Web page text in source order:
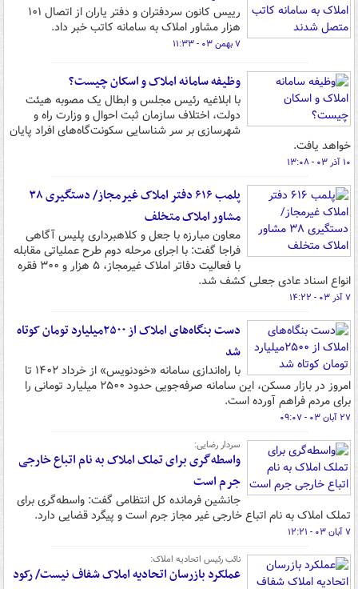
رییس کانون سردفتران و دفتر یاران از اتصال ۱۰۱
هزار مشاور املاک به سامانه کاتب خبر داد.
۷ بهمن ۰۳ - ۱۱:۳۳
وظیفه سامانه املاک و اسکان چیست؟
با ابلاغیه رئیس مجلس و ابطال یک مصوبه هیئت
دولت، اختلاف سازمان ثبت احوال و وزارت راه و
شهرسازی بر سر شناسایی سکونت‌گاه‌های افراد پایان
خواهد یافت.
۱۰ آذر ۰۳ - ۱۳:۰۸
پلمب ۶۱۶ دفتر املاک غیرمجاز/ دستگیری ۳۸
مشاور املاک متخلف
معاون مبارزه با جعل و کلاهبرداری پلیس آگاهی
فراجا گفت: با اجرای مرحله دوم طرح عملیاتی مقابله
با فعالیت دفاتر املاک غیرمجاز، ۵ هزار و ۳۰۰ فقره
انواع اسناد عادی جعلی کشف شد.
۷ آذر ۰۳ - ۱۴:۲۲
دست بنگاه‌های املاک از ۲۵۰۰میلیارد تومان کوتاه
شد
با راه‌اندازی سامانه «خودنویس» از خرداد ۱۴۰۲ تا
امروز در بازار مسکن، این سامانه صرفه‌جویی حدود ۲۵۰۰ میلیارد تومانی را
برای مردم فراهم آورده است.
۲۷ آبان ۰۳ - ۰۹:۰۷
سردار رضایی:
واسطه‌گری برای تملک املاک به نام اتباع خارجی
جرم است
جانشین فرمانده کل انتظامی گفت: واسطه‌گری برای
تملک املاک به نام اتباع خارجی غیر مجاز جرم است و پیگرد قضایی دارد.
۷ آبان ۰۳ - ۱۲:۲۱
نائب رئیس اتحادیه املاک:
عملکرد بازرسان اتحادیه املاک شفاف نیست/ رکود